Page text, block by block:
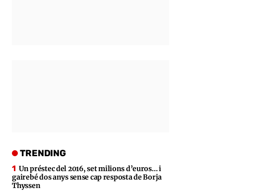
TRENDING
Un préstec del 2016, set milions d’euros… i
gairebé dos anys sense cap resposta de Borja
Thyssen